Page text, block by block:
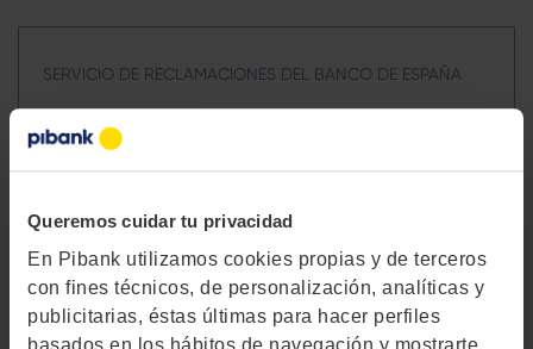
Queremos cuidar tu privacidad
En Pibank utilizamos cookies propias y de terceros
con fines técnicos, de personalización, analíticas y
publicitarias, éstas últimas para hacer perfiles
basados en los hábitos de navegación y mostrarte
SERVICIO DE RECLAMACIONES DEL BANCO DE ESPAÑA
Calle Alcalá nº 48. C.P. 28014 Madrid
Formulario de reclamación ante BDE.